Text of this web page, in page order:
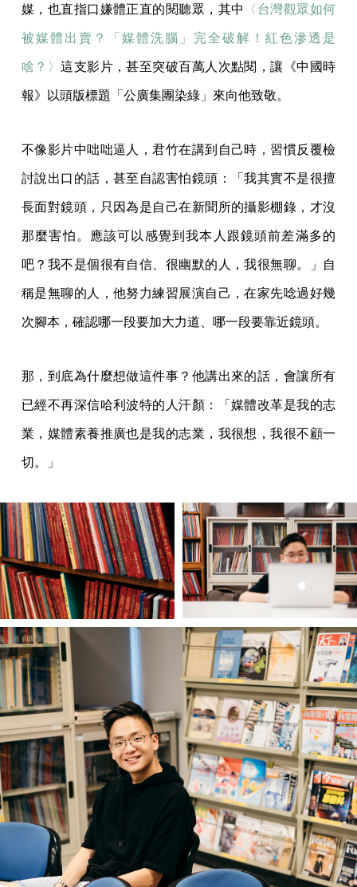
媒，也直指口嫌體正直的閱聽眾，其中 〈台灣觀眾如何
被媒體出賣？「媒體洗腦」完全破解！紅色滲透是
啥？〉這支影片，甚至突破百萬人次點閱，讓《中國時
報》以頭版標題「公廣集團染綠」來向他致敬。
不像影片中咄咄逼人，君竹在講到自己時，習慣反覆檢
討說出口的話，甚至自認害怕鏡頭：「我其實不是很擅
長面對鏡頭，只因為是自己在新聞所的攝影棚錄，才沒
那麼害怕。應該可以感覺到我本人跟鏡頭前差滿多的
吧？我不是個很有自信、很幽默的人，我很無聊。」自
稱是無聊的人，他努力練習展演自己，在家先唸過好幾
次腳本，確認哪一段要加大力道、哪一段要靠近鏡頭。
那，到底為什麼想做這件事？他講出來的話，會讓所有
已經不再深信哈利波特的人汗顏：「媒體改革是我的志
業，媒體素養推廣也是我的志業，我很想，我很不顧一
切。」